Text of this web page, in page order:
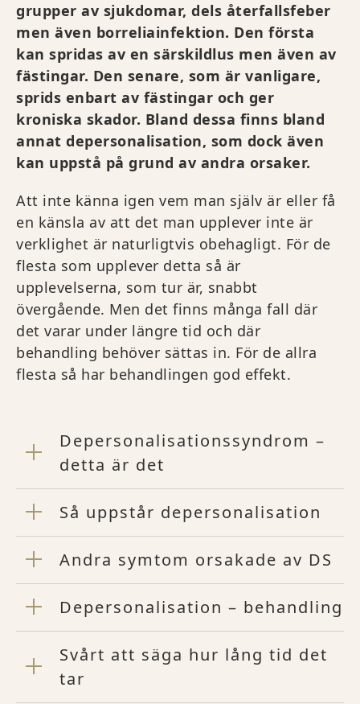
grupper av sjukdomar, dels återfallsfeber
men även borreliainfektion. Den första
kan spridas av en särskildlus men även av
fästingar. Den senare, som är vanligare,
sprids enbart av fästingar och ger
kroniska skador. Bland dessa finns bland
annat depersonalisation, som dock även
kan uppstå på grund av andra orsaker.
Att inte känna igen vem man själv är eller få
en känsla av att det man upplever inte är
verklighet är naturligtvis obehagligt. För de
flesta som upplever detta så är
upplevelserna, som tur är, snabbt
övergående. Men det finns många fall där
det varar under längre tid och där
behandling behöver sättas in. För de allra
flesta så har behandlingen god effekt.
Depersonalisationssyndrom –
detta är det
Så uppstår depersonalisation
Andra symtom orsakade av DS
Depersonalisation – behandling
Svårt att säga hur lång tid det
tar